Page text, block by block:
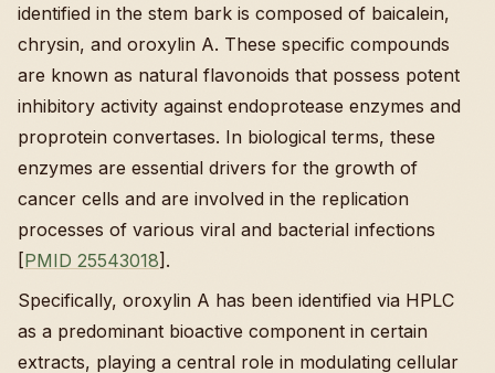
identified in the stem bark is composed of baicalein,
chrysin, and oroxylin A. These specific compounds
are known as natural flavonoids that possess potent
inhibitory activity against endoprotease enzymes and
proprotein convertases. In biological terms, these
enzymes are essential drivers for the growth of
cancer cells and are involved in the replication
processes of various viral and bacterial infections
[PMID 25543018].
Specifically, oroxylin A has been identified via HPLC
as a predominant bioactive component in certain
extracts, playing a central role in modulating cellular